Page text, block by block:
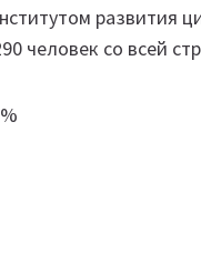
развития
человек со всей